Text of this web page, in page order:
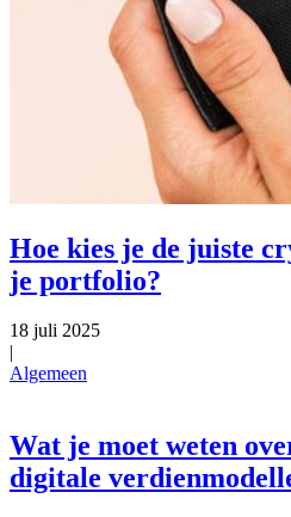
Hoe kies je de juiste
je portfolio?
18 juli 2025
Algemeen
Wat je moet weten
digitale